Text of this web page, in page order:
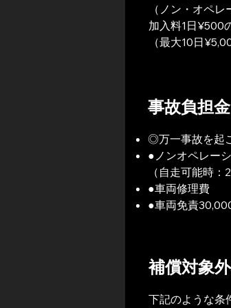
（ノン・オペレ
加入料1日¥500
（最大10日
事故負担金
◎万一事故を起
●ノンオペレー
（自走可能時
●車両修理費
●車両免責
補償対象
下記のような条